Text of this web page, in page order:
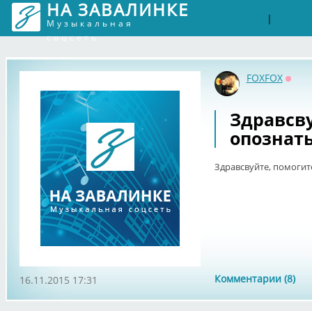
НА ЗАВАЛИНКЕ
Музыкальная
соцсеть
|
FOXFOX
Здравсвуйте,
Комментарии (8)
16.11.2015 17:31